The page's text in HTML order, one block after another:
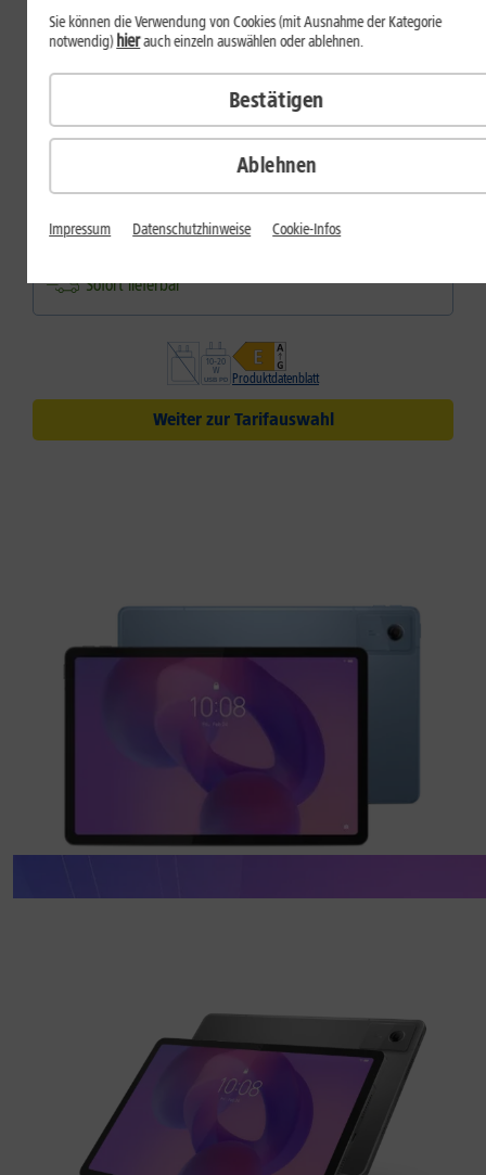
Inkl.1&1 Daten-Flat M
Welche Farbe gefällt Ihnen?
Speicher
Sofort lieferbar
Produktdatenblatt
Weiter zur Tarifauswahl
Ablehnen
Sie können die Verwendung von Cookies (mit Ausnahme der Kategorie
notwendig)hierauch einzeln auswählen oder ablehnen.
Bestätigen
Impressum Datenschutzhinweise Cookie-Infos